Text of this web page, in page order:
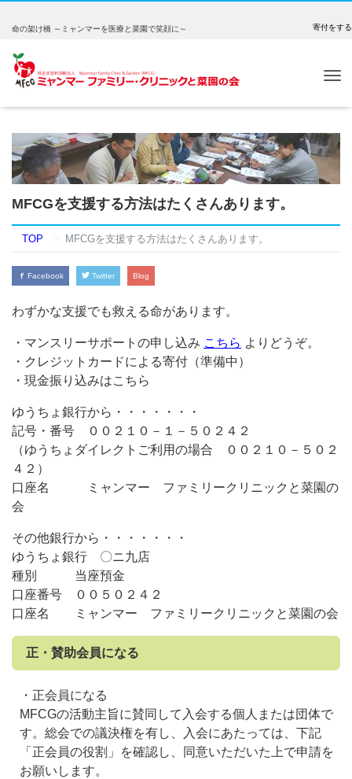
寄付をする
命の架け橋 ～ミャンマーを医療と菜園で笑顔に～
MFCGを支援する方法はたくさんあります。
TOP MFCGを支援する方法はたくさんあります。
Facebook Twitter Blog
わずかな支援でも救える命があります。
・マンスリーサポートの申し込み こちら よりどうぞ。
・クレジットカードによる寄付（準備中）
・現金振り込みはこちら
ゆうちょ銀行から・・・・・・・
記号・番号 ００２１０－１－５０２４２
（ゆうちょダイレクトご利用の場合 ００２１０－５０２
４２）
口座名 ミャンマー ファミリークリニックと菜園の
会
その他銀行から・・・・・・・
ゆうちょ銀行 〇ニ九店
種別 当座預金
口座番号 ００５０２４２
口座名 ミャンマー ファミリークリニックと菜園の会
正・賛助会員になる
・正会員になる
MFCGの活動主旨に賛同して入会する個人または団体で
す。 総会での議決権を有し、入会にあたっては、下記
「正会員の役割」を確認し、同意いただいた上で申請を
お願いします。